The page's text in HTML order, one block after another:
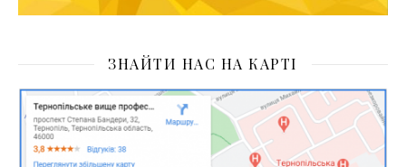
ЗНАЙТИ НАС НА КАРТІ